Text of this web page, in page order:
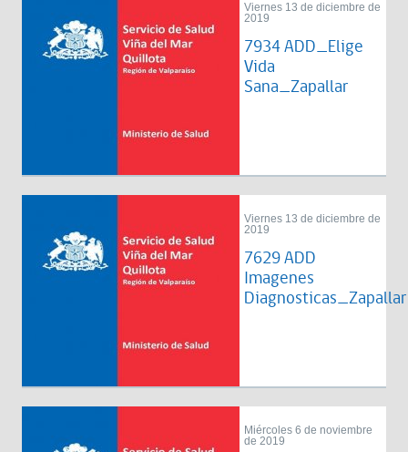
Viernes 13 de diciembre de
2019
7934 ADD_Elige
Vida
Sana_Zapallar
Viernes 13 de diciembre de
2019
7629 ADD
Imagenes
Diagnosticas_Zapallar
Miércoles 6 de noviembre
de 2019